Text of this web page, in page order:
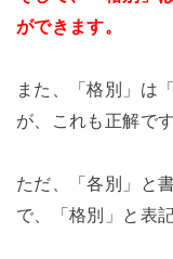
ができます。
また、「格別」は
が、これも正解です
ただ、「各別」と
で、「格別」と表